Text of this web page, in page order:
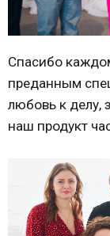
Спасибо
преданным
любовь к делу,
наш продукт